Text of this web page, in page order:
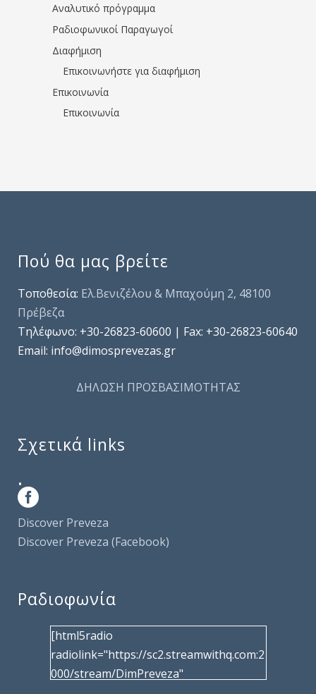
Αναλυτικό πρόγραμμα
Ραδιοφωνικοί Παραγωγοί
Διαφήμιση
Επικοινωνήστε για διαφήμιση
Επικοινωνία
Επικοινωνία
Πού θα μας βρείτε
Τοποθεσία: Ελ.Βενιζέλου & Μπαχούμη 2, 48100
Πρέβεζα
Τηλέφωνo: +30-26823-60600 | Fax: +30-26823-60640
Email: info@dimosprevezas.gr
ΔΗΛΩΣΗ ΠΡΟΣΒΑΣΙΜΟΤΗΤΑΣ
Σχετικά links
.
Discover Preveza
Discover Preveza (Facebook)
Ραδιοφωνία
[html5radio
radiolink="https://sc2.streamwithq.com:2
000/stream/DimPreveza"